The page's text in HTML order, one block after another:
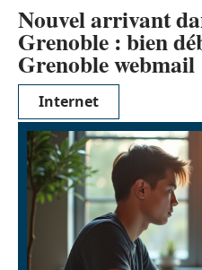
Nouvel arrivant
Grenoble : bien
Grenoble webmail
Internet